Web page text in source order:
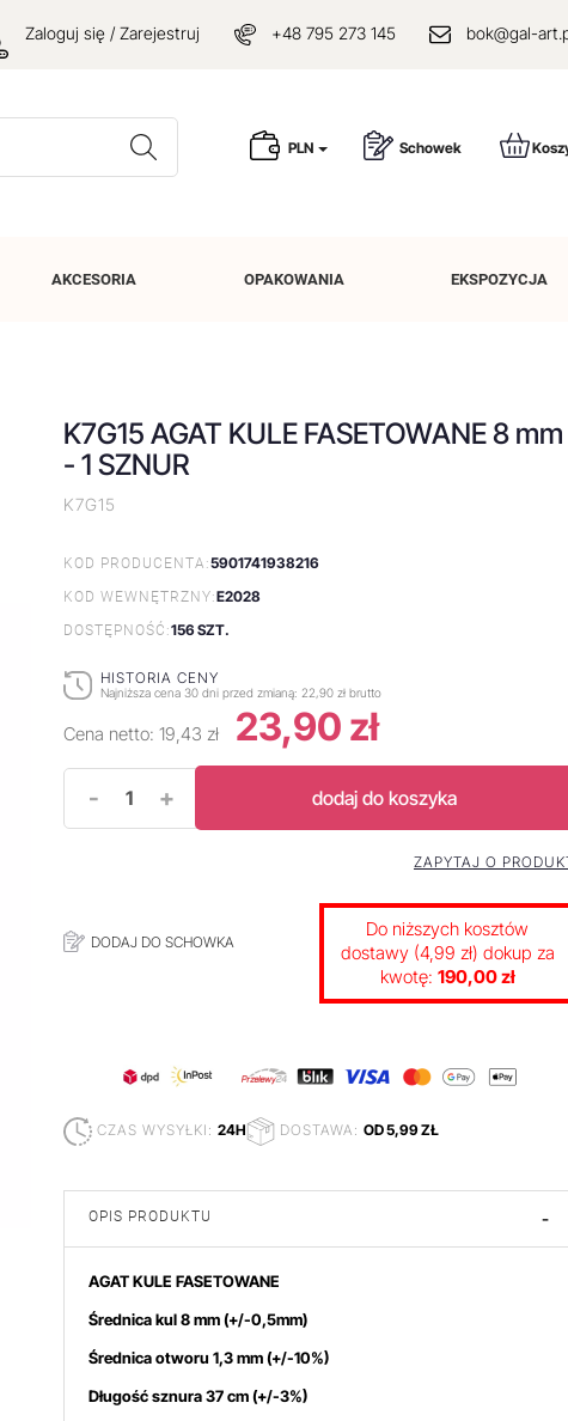
Zaloguj się / Zarejestruj +48 795 273 145 bok@gal-
Wyszukaj PLN Schowek
AKCESORIA OPAKOWANIA EKSPOZYCJA
K7G15 AGAT KULE FASETOWANE 8 mm
- 1 SZNUR
K7G15
KOD PRODUCENTA:5901741938216
KOD WEWNĘTRZNY:E2028
DOSTĘPNOŚĆ:156 SZT.
HISTORIA CENY
Najniższa cena 30 dni przed zmianą: 22,90 zł brutto
Cena netto: 19,43 zł 23,90 zł
- + dodaj do koszyka
DODAJ DO SCHOWKA
ZAPYTAJ O
Do niższych kosztów
dostawy (4,99 zł) dokup za
kwotę: 190,00 zł
CZAS WYSYŁKI: 24H DOSTAWA: OD 5,99 ZŁ
OPIS PRODUKTU -
AGAT KULE FASETOWANE
Średnica kul 8 mm(+/-0,5mm)
Średnica otworu 1,3 mm (+/-10%)
Długość sznura 37 cm (+/-3%)